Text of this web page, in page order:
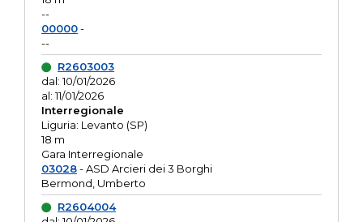
--
00000-
--
R2603003
dal: 10/01/2026
al: 11/01/2026
Interregionale
Liguria: Levanto (SP)
18 m
Gara Interregionale
03028- ASD Arcieri dei 3 Borghi
Bermond, Umberto
R2604004